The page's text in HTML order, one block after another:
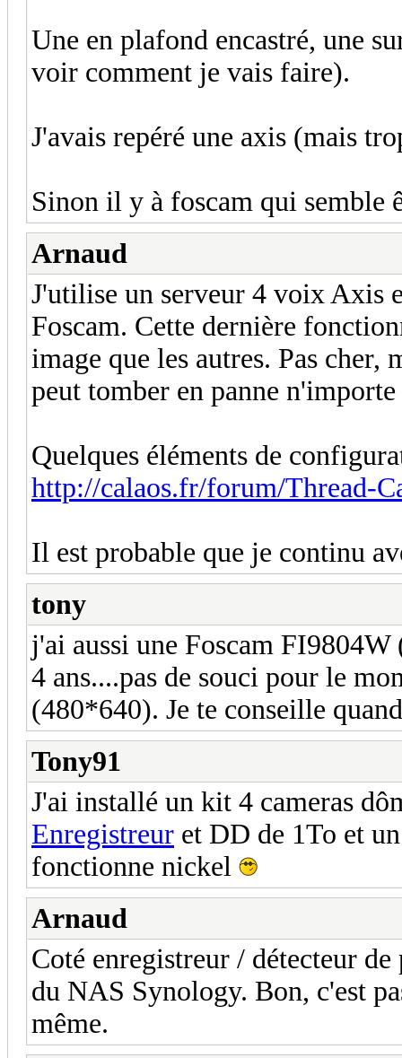
Une en plafond encastré, une
voir comment je vais faire).
J'avais repéré une axis (mais
Sinon il y à foscam qui semble
Arnaud
J'utilise un serveur 4 voix Axis
Foscam. Cette dernière
image que les autres. Pas cher,
peut tomber en panne
Quelques éléments de
http://calaos.fr/forum/Thread-
Il est probable que je continu
tony
j'ai aussi une Foscam
4 ans....pas de souci pour le
(480*640). Je te conseille
Tony91
J'ai installé un kit 4 cameras
Enregistreur et DD de 1To et
fonctionne nickel
Arnaud
Coté enregistreur / détecteur
du NAS Synology. Bon, c'est
même.